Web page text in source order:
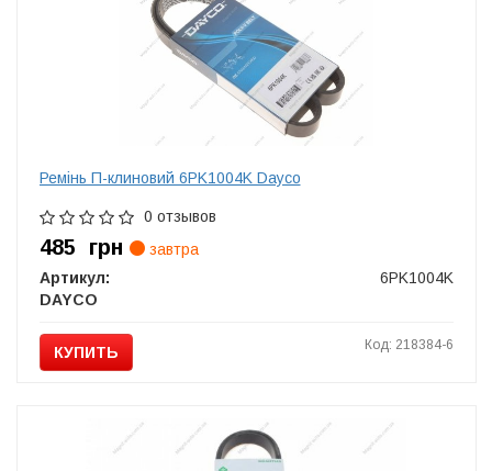
Ремінь П-клиновий 6PK1004K Dayco
0 отзывов
485 грн
завтра
Артикул:
6PK1004K
DAYCO
КУПИТЬ Код: 218384-6